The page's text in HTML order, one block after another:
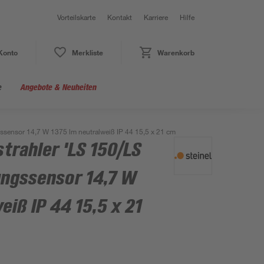
Vorteilskarte Kontakt Karriere Hilfe
Merkliste Warenkorb
Angebote & Neuheiten
14,7 W 1375 lm neutralweiß IP 44 15,5 x 21 cm
'LS 150/LS
14,7 W
IP 44 15,5 x 21